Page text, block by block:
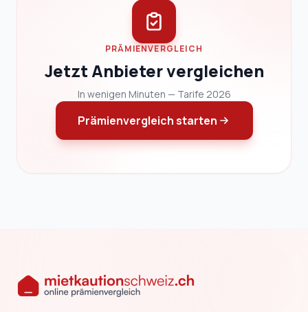
PRÄMIENVERGLEICH
Jetzt Anbieter vergleichen
In wenigen Minuten — Tarife 2026
Prämienvergleich starten